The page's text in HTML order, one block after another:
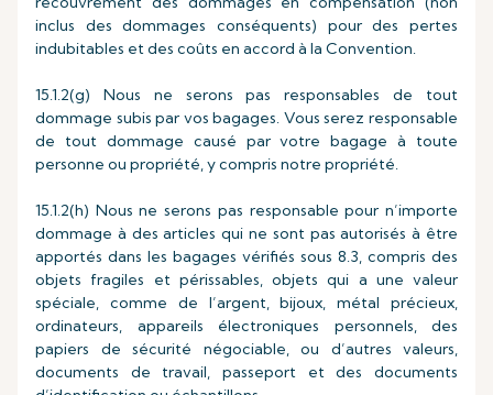
inclus des dommages conséquents) pour des pertes
indubitables et des coûts en accord à la Convention.
15.1.2(g) Nous ne serons pas responsables de tout
dommage subis par vos bagages. Vous serez responsable
de tout dommage causé par votre bagage à toute
personne ou propriété, y compris notre propriété.
15.1.2(h) Nous ne serons pas responsable pour n’importe
dommage à des articles qui ne sont pas autorisés à être
apportés dans les bagages vérifiés sous 8.3, compris des
objets fragiles et périssables, objets qui a une valeur
spéciale, comme de l’argent, bijoux, métal précieux,
ordinateurs, appareils électroniques personnels, des
papiers de sécurité négociable, ou d’autres valeurs,
documents de travail, passeport et des documents